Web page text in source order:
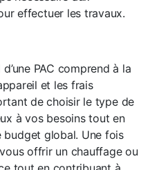
effectuer les travaux.
PAC comprend à la
et les frais
de choisir le type de
à vos besoins tout en
global. Une fois
offrir un chauffage ou